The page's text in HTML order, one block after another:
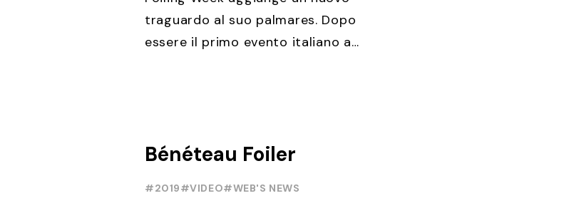
traguardo al suo palmares. Dopo
essere il primo evento italiano a
Bénéteau Foiler
#2019#VIDEO#WEB'S NEWS